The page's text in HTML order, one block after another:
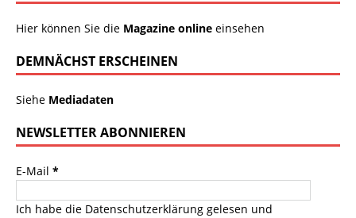
Hier können Sie die Magazine online einsehen
DEMNÄCHST ERSCHEINEN
Siehe Mediadaten
NEWSLETTER ABONNIEREN
E-Mail *
Ich habe die Datenschutzerklärung gelesen und